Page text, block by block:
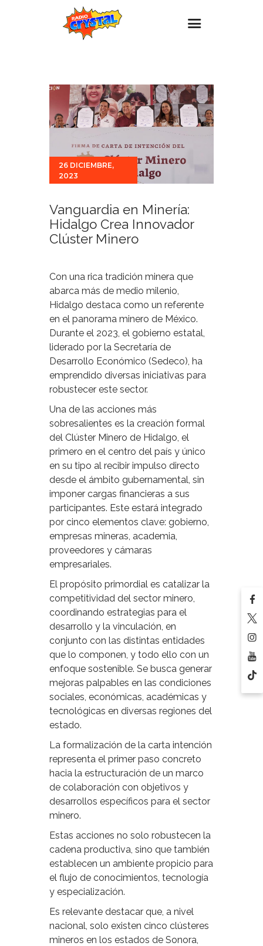
Estaciones
Eventos
Promociones
Noticias
Para ti
26 DICIEMBRE,
2023
Vanguardia en Minería:
Hidalgo Crea Innovador
Clúster Minero
Con una rica tradición minera que
abarca más de medio milenio,
Hidalgo destaca como un referente
en el panorama minero de México.
Durante el 2023, el gobierno estatal,
liderado por la Secretaría de
Desarrollo Económico (Sedeco), ha
emprendido diversas iniciativas para
robustecer este sector.
Una de las acciones más
sobresalientes es la creación formal
del Clúster Minero de Hidalgo, el
primero en el centro del país y único
en su tipo al recibir impulso directo
desde el ámbito gubernamental, sin
imponer cargas financieras a sus
participantes. Este estará integrado
por cinco elementos clave: gobierno,
empresas mineras, academia,
proveedores y cámaras
empresariales.
El propósito primordial es catalizar la
competitividad del sector minero,
coordinando estrategias para el
desarrollo y la vinculación, en
conjunto con las distintas entidades
que lo componen, y todo ello con un
enfoque sostenible. Se busca generar
mejoras palpables en las condiciones
sociales, económicas, académicas y
tecnológicas en diversas regiones del
estado.
La formalización de la carta intención
representa el primer paso concreto
hacia la estructuración de un marco
de colaboración con objetivos y
desarrollos específicos para el sector
minero.
Estas acciones no solo robustecen la
cadena productiva, sino que también
establecen un ambiente propicio para
el flujo de conocimientos, tecnología
y especialización.
Es relevante destacar que, a nivel
nacional, solo existen cinco clústeres
mineros en los estados de Sonora,